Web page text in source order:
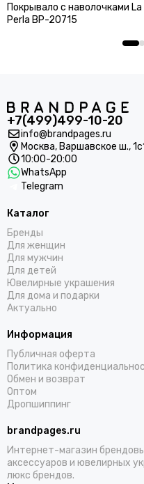
Покрывало с наволочками La
Perla BP-20715
+7(499)499-10-20
info@brandpages.ru
Москва, Варшавское ш.,
10:00-20:00
WhatsApp
Telegram
Каталог
Бренды
Для женщин
Для мужчин
Для детей
Ювелирные украшения
Для дома и подарки
Актуально
Информация
Публичная оферта
Политика
Обмен и возврат
Оптом
Дропшиппинг
brandpages.ru
Интернет-магазин
аксессуаров и ювелирных
люкс брендов.